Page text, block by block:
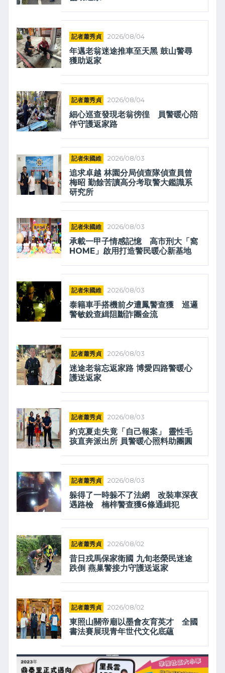
記者蕭秀貞 2026/08/04
年邁老翁迷途推車至天黑 鼓山警尋
獲助返家
記者蕭秀貞 2026/08/04
細心巡查發現老翁徬徨 員警暖心陪
伴守護返家路
記者朱國維 2026/08/03
追求卓越 林園分局偵查隊偵查員曾
梅昭 勤餘苦讀高分考取警大鑑識系
研究所
記者朱國維 2026/08/03
承載一甲子情感記憶 高市刑大「窩
HOME」啟用打造警民暖心新基地
記者朱國維 2026/08/03
泰籍車手搭機前夕遭鳳警查獲 巡邏
警敏銳查緝阻斷詐團金流
記者蕭秀貞 2026/08/03
迷途老翁忘返家路 博愛四路警暖心
護送返家
記者蕭秀貞 2026/08/03
約克夏走失竟「自己報案」 靈性毛
孩直奔派出所 員警暖心照料助團圓
記者蕭秀貞 2026/08/03
躲得了一時躲不了法網 改裝車深夜
遇路檢 楠梓警查獲6條通緝犯
記者蕭秀貞 2026/08/02
昔日戎馬保家衛國 九旬老榮民迷途
跌倒 燕巢警接力守護送返家
記者蕭秀貞 2026/08/02
東照山關帝廟以墨會友育英才 全國
書法賽展現青年世代文化底蘊